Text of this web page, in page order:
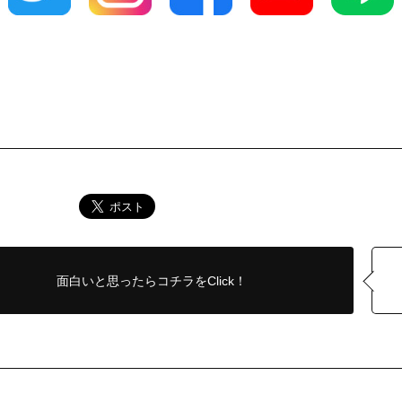
面白いと思ったら コチラをClick！